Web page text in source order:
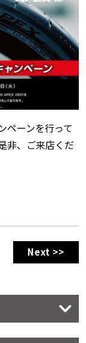
ペーンを行って
非、ご来店くだ
Next >>